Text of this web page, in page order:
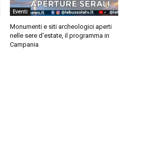
Eventi
Monumenti e siti archeologici aperti
nelle sere d’estate, il programma in
Campania